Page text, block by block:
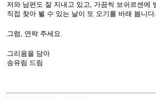
저와 남편도 잘 지내고 있고, 가끔씩 보쉬르센에
직접 찾아 뵐 수 있는 날이 또 오기를 바래 봅니다.
그럼, 연락 주세요.
그리움을 담아
송유림 드림